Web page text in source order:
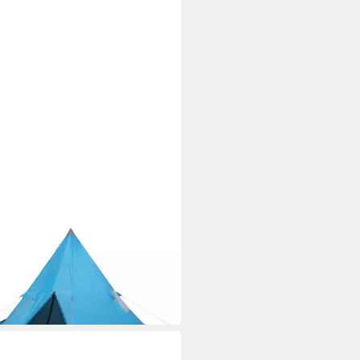
Tipi-Campingzelt 4
Blau Wasserdicht
Werktagen bei dir